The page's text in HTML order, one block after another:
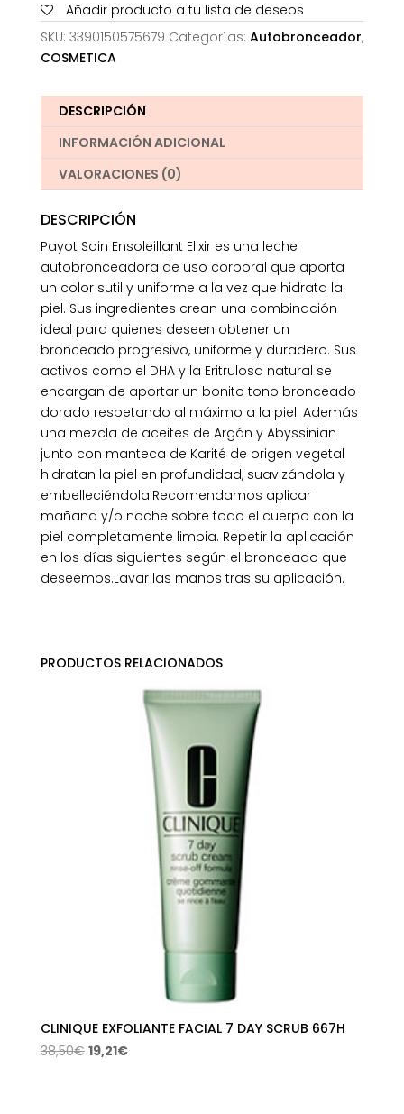
Añadir producto a tu lista de deseos
SKU: 3390150575679 Categorías: Autobronceador,
COSMETICA
DESCRIPCIÓN
INFORMACIÓN ADICIONAL
VALORACIONES (0)
DESCRIPCIÓN
Payot Soin Ensoleillant Elixir es una leche
autobronceadora de uso corporal que aporta
un color sutil y uniforme a la vez que hidrata la
piel. Sus ingredientes crean una combinación
ideal para quienes deseen obtener un
bronceado progresivo, uniforme y duradero. Sus
activos como el DHA y la Eritrulosa natural se
encargan de aportar un bonito tono bronceado
dorado respetando al máximo a la piel. Además
una mezcla de aceites de Argán y Abyssinian
junto con manteca de Karité de origen vegetal
hidratan la piel en profundidad, suavizándola y
embelleciéndola.Recomendamos aplicar
mañana y/o noche sobre todo el cuerpo con la
piel completamente limpia. Repetir la aplicación
en los días siguientes según el bronceado que
deseemos.Lavar las manos tras su aplicación.
PRODUCTOS RELACIONADOS
CLINIQUE EXFOLIANTE FACIAL 7 DAY SCRUB 667H
38,50€ El
19,21€El